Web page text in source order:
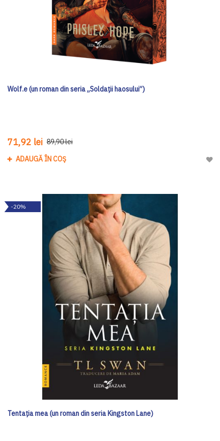
Wolf.e (un roman din seria „Soldații haosului”)
71,92 lei 89,90 lei
ADAUGĂ ÎN COȘ
-20%
Tentația mea (un roman din seria Kingston Lane)